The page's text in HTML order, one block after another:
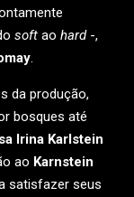
soft ao hard-,
.
da produção,
bosques até
Irina Karlstein
ao Karnstein
satisfazer seus